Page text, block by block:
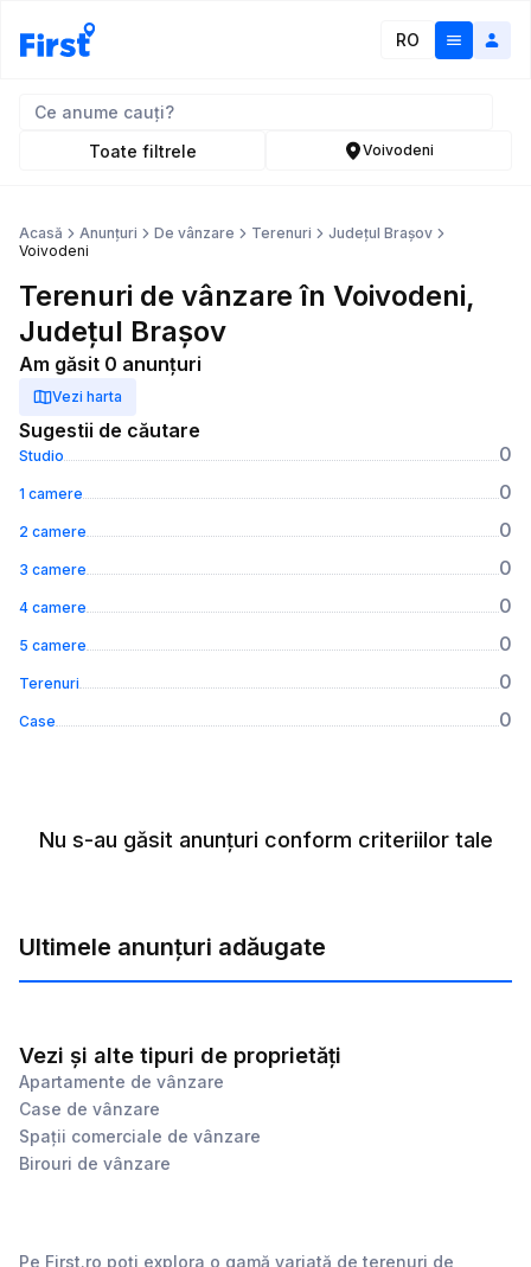
RO
Toate filtrele Voivodeni
Acasă Anunțuri De vânzare Terenuri
Județul Brașov
Voivodeni
Terenuri de vânzare în Voivodeni,
Județul Brașov
Am găsit 0 anunțuri
Vezi harta
Sugestii de căutare
Studio 0
1 camere 0
2 camere 0
3 camere 0
4 camere 0
5 camere 0
Terenuri 0
Case 0
Nu s-au găsit anunțuri conform criteriilor tale
Ultimele anunțuri adăugate
Vezi și alte tipuri de proprietăți
Apartamente de vânzare
Case de vânzare
Spații comerciale de vânzare
Birouri de vânzare
Pe First.ro poți explora o gamă variată de terenuri de